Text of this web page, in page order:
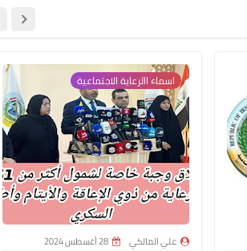
اسماء االرعاية الاجتماعية
علي المالكي 28 أغسطس 2024
علي المالكي
20 مارس 2022